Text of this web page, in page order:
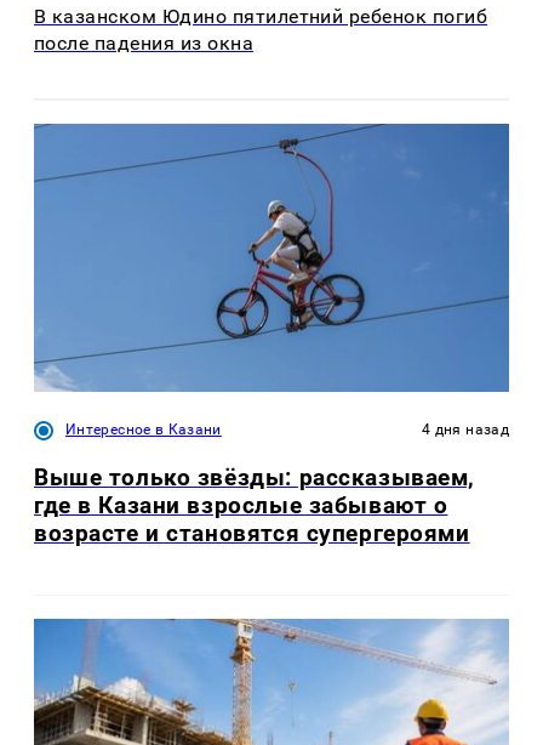
В казанском Юдино пятилетний ребенок погиб
после падения из окна
Интересное в Казани 4 дня назад
Выше только звёзды: рассказываем,
где в Казани взрослые забывают о
возрасте и становятся супергероями